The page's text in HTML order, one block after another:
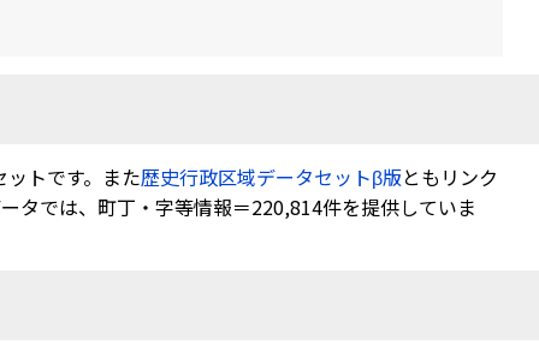
トです。また歴史行政区域データセットβ版ともリンク
タでは、町丁・字等情報＝220,814件を提供していま